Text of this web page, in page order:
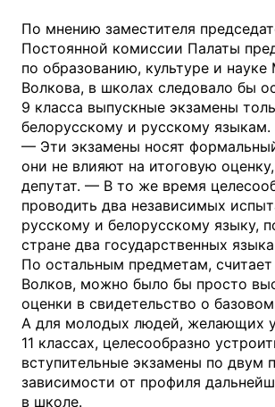
По мнению заместителя
Постоянной комиссии Палаты
по образованию, культуре и науке
Волкова, в школах следовало бы
9 класса выпускные экзамены
белорусскому и русскому языкам.
— Эти экзамены носят
они не влияют на итоговую
депутат. — В то же время
проводить два независимых
русскому и белорусскому языку,
стране два государственных
По остальным предметам,
Волков, можно было бы просто
оценки в свидетельство о
А для молодых людей, желающих
11 классах, целесообразно
вступительные экзамены по двум
зависимости от профиля
в школе.